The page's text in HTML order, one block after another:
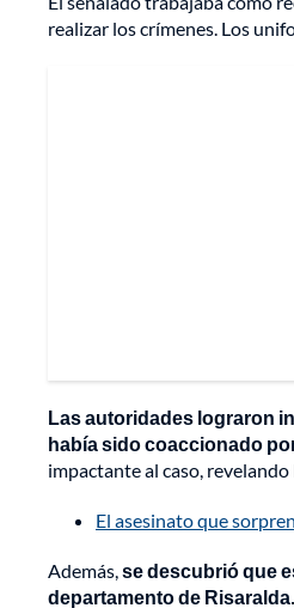
realizar los crímenes. Los
Las autoridades lograron
había sido coaccionado
impactante al caso,
El asesinato que
Además,se descubrió que
departamento de Risaralda.